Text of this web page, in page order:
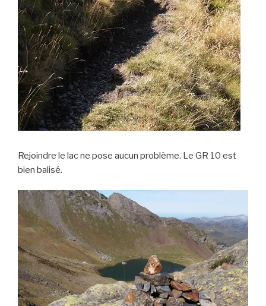
Rejoindre le lac ne pose aucun problème. Le GR 10 est
bien balisé.